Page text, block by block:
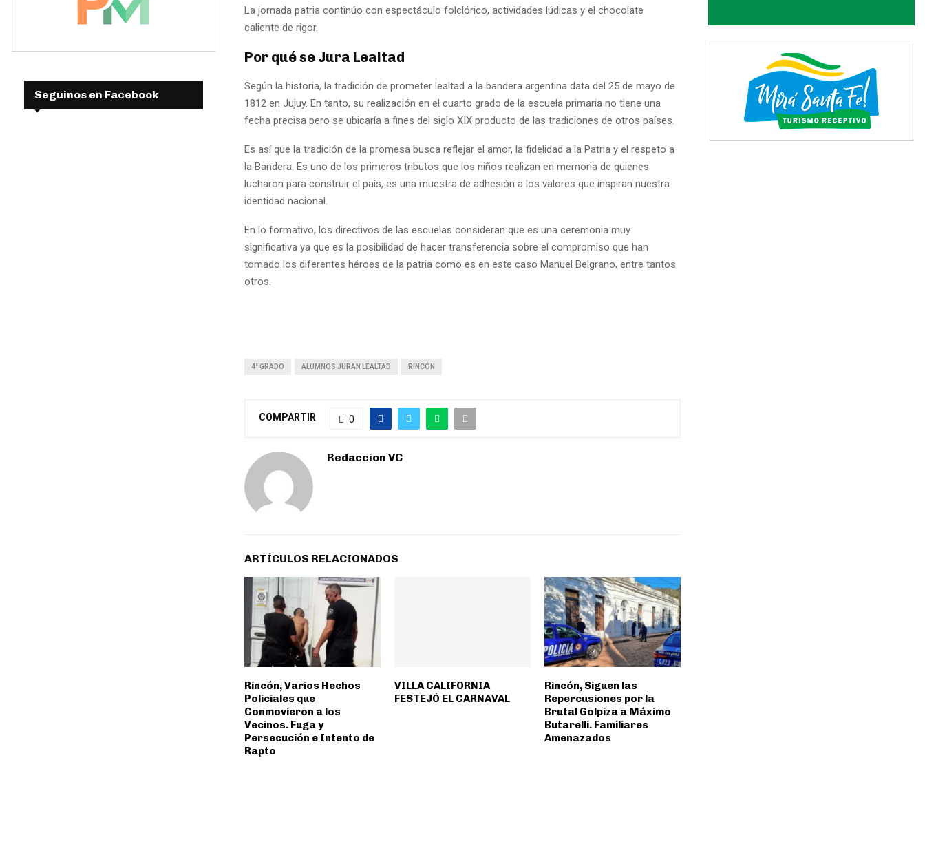
La jornada patria continúo con espectáculo folclórico, actividades lúdicas y el chocolate
caliente de rigor.
Por qué se Jura Lealtad
Según la historia, la tradición de prometer lealtad a la bandera argentina data del 25 de mayo de
1812 en Jujuy. En tanto, su realización en el cuarto grado de la escuela primaria no tiene una
fecha precisa pero se ubicaría a fines del siglo XIX producto de las tradiciones de otros países.
Es así que la tradición de la promesa busca reflejar el amor, la fidelidad a la Patria y el respeto a
la Bandera. Es uno de los primeros tributos que los niños realizan en memoria de quienes
lucharon para construir el país, es una muestra de adhesión a los valores que inspiran nuestra
identidad nacional.
En lo formativo, los directivos de las escuelas consideran que es una ceremonia muy
significativa ya que es la posibilidad de hacer transferencia sobre el compromiso que han
tomado los diferentes héroes de la patria como es en este caso Manuel Belgrano, entre tantos
otros.
4° GRADO ALUMNOS JURAN LEALTAD RINCÓN
COMPARTIR 0
Redaccion VC
ARTÍCULOS RELACIONADOS
Rincón, Varios Hechos
Policiales que
Conmovieron a los
Vecinos. Fuga y
Persecución e Intento de
Rapto
VILLA CALIFORNIA
FESTEJÓ EL CARNAVAL
Rincón, Siguen las
Repercusiones por la
Brutal Golpiza a Máximo
Butarelli. Familiares
Amenazados
Seguinos en Facebook